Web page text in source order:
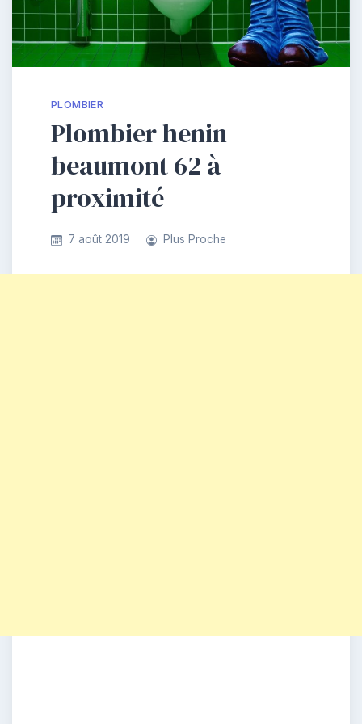
PLOMBIER
Plombier henin
beaumont 62 à
proximité
7 août 2019 Plus Proche